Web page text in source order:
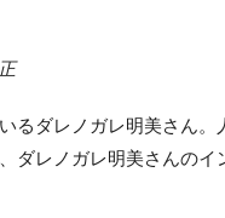
るダレノガレ明美さん
ダレノガレ明美さんのイ